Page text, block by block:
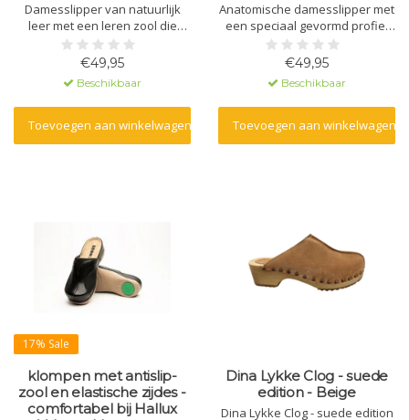
Damesslipper van natuurlijk
leer met een leren zool die
massagegel bevat. De zool is
gemaakt van polyurethaan met
een antislipnop. De bovenkant
is voorzien van een
klittenbandsluiting voor een
goede pasvorm.
€49,95
Beschikbaar
Toevoegen aan winkelwagen
Anatomische damesslipper met
een speciaal gevormd profiel
en massagegel. Gemaakt van
natuurlijk materiaal - leer - en
een polyurethaan zool.
€49,95
Beschikbaar
Toevoegen aan winkelwagen
17% Sale
klompen met antislip-
zool en elastische zijdes -
comfortabel bij Hallux
Dina Lykke Clog - suede
edition - Beige
Dina Lykke Clog - suede edition